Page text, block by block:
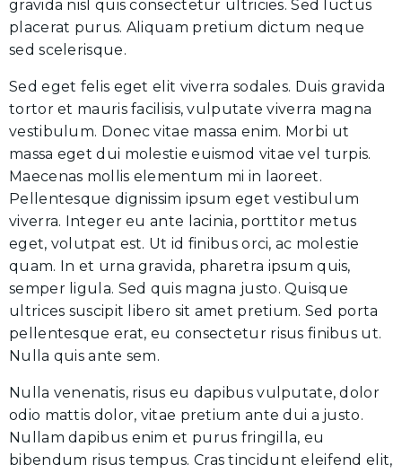
gravida nisl quis consectetur ultricies. Sed luctus
placerat purus. Aliquam pretium dictum neque
sed scelerisque.
Sed eget felis eget elit viverra sodales. Duis gravida
tortor et mauris facilisis, vulputate viverra magna
vestibulum. Donec vitae massa enim. Morbi ut
massa eget dui molestie euismod vitae vel turpis.
Maecenas mollis elementum mi in laoreet.
Pellentesque dignissim ipsum eget vestibulum
viverra. Integer eu ante lacinia, porttitor metus
eget, volutpat est. Ut id finibus orci, ac molestie
quam. In et urna gravida, pharetra ipsum quis,
semper ligula. Sed quis magna justo. Quisque
ultrices suscipit libero sit amet pretium. Sed porta
pellentesque erat, eu consectetur risus finibus ut.
Nulla quis ante sem.
Nulla venenatis, risus eu dapibus vulputate, dolor
odio mattis dolor, vitae pretium ante dui a justo.
Nullam dapibus enim et purus fringilla, eu
bibendum risus tempus. Cras tincidunt eleifend elit,